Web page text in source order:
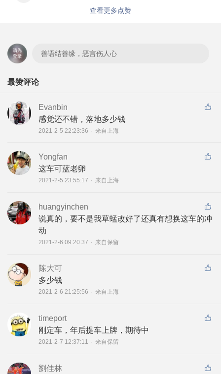
查看更多点赞
善语结善缘，恶言伤人心
最赞评论
Evanbin
感觉还不错，落地多少钱
2021-2-5 22:23:36 · 来自上海
Yongfan
这车可蓝老卵
2021-2-5 23:55:17 · 来自上海
huangyinchen
说真的，要不是我草蜢改好了还真有想换这车的冲
动
2021-2-6 09:20:37 · 来自保留
陈大可
多少钱
2021-2-6 21:25:56 · 来自上海
timeport
刚定车，年后提车上牌，期待中
2021-2-7 12:37:11 · 来自保留
劉佳林